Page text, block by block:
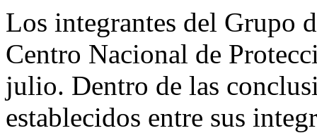
Los integrantes del Grupo
Centro Nacional de
julio. Dentro de las
establecidos entre sus